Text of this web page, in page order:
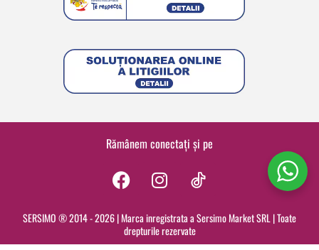
Rămânem conectați și pe
F
c
e
I
s
t
SERSIMO ® 2014 - 2026 | Marca inregistrata a Sersimo Market SRL | Toate
drepturile rezervate